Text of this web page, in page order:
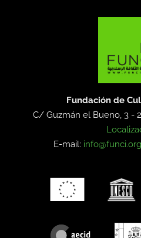
Fundación de
C/ Guzmán el Bueno, 3 -
E-mail: info@funci.org